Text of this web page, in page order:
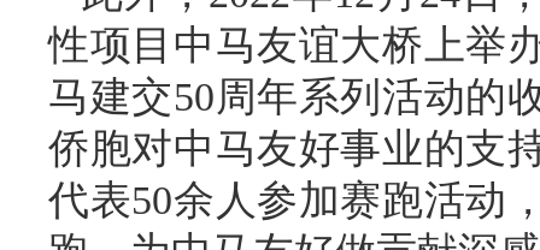
性项目中马友谊大桥上举
马建交50周年系列活动的
侨胞对中马友好事业的支
代表50余人参加赛跑活动